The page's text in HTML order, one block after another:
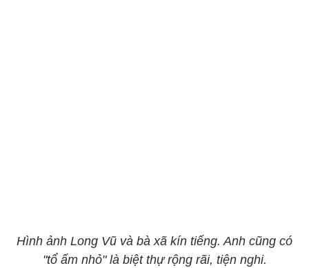
Hình ảnh Long Vũ và bà xã kín tiếng. Anh cũng có
"tổ ấm nhỏ" là biệt thự rộng rãi, tiện nghi.